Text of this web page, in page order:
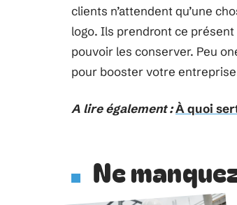
clients n’attendent qu’une
logo. Ils prendront ce
pouvoir les conserver. Peu
pour booster votre
A lire également :À quoi
Ne